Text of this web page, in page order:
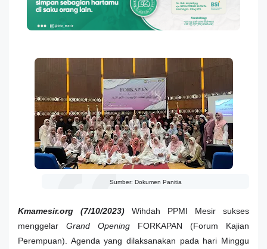
Sumber: Dokumen Panitia
Kmamesir.org (7/10/2023) Wihdah PPMI Mesir sukses
menggelar Grand Opening FORKAPAN (Forum Kajian
Perempuan). Agenda yang dilaksanakan pada hari Minggu